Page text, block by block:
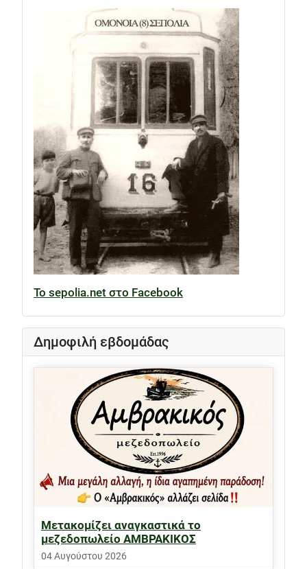
Το sepolia.net στο Facebook
Δημοφιλή εβδομάδας
Μετακομίζει αναγκαστικά το
μεζεδοπωλείο ΑΜΒΡΑΚΙΚΟΣ
04 Αυγούστου 2026